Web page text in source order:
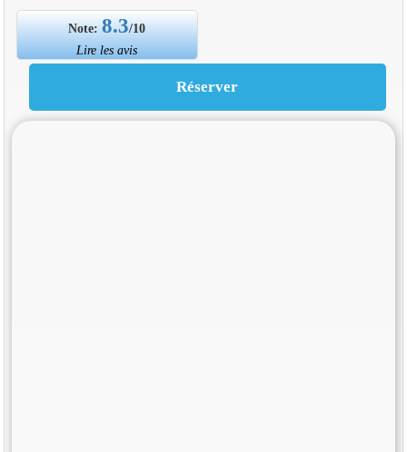
Note:8.3/10
Lire les avis